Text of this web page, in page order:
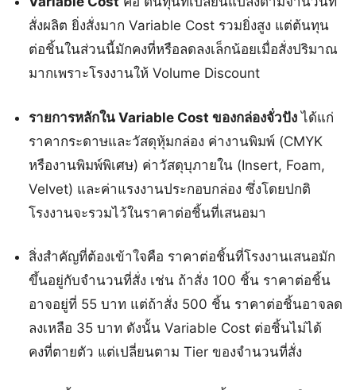
สั่งผลิต ยิ่งสั่งมาก Variable Cost รวมยิ่งสูง แต่ต้นทุน
ต่อชิ้นในส่วนนี้มักคงที่หรือลดลงเล็กน้อยเมื่อสั่งปริมาณ
มากเพราะโรงงานให้ Volume Discount
รายการหลักใน Variable Cost ของกล่องจั่วปัง ได้แก่
ราคากระดาษและวัสดุหุ้มกล่อง ค่างานพิมพ์ (CMYK
หรืองานพิมพ์พิเศษ) ค่าวัสดุบุภายใน (Insert, Foam,
Velvet) และค่าแรงงานประกอบกล่อง ซึ่งโดยปกติ
โรงงานจะรวมไว้ในราคาต่อชิ้นที่เสนอมา
สิ่งสำคัญที่ต้องเข้าใจคือ ราคาต่อชิ้นที่โรงงานเสนอมัก
ขึ้นอยู่กับจำนวนที่สั่ง เช่น ถ้าสั่ง 100 ชิ้น ราคาต่อชิ้น
อาจอยู่ที่ 55 บาท แต่ถ้าสั่ง 500 ชิ้น ราคาต่อชิ้นอาจลด
ลงเหลือ 35 บาท ดังนั้น Variable Cost ต่อชิ้นไม่ได้
คงที่ตายตัว แต่เปลี่ยนตาม Tier ของจำนวนที่สั่ง